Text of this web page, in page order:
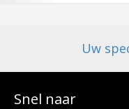
Uw
Snel naar